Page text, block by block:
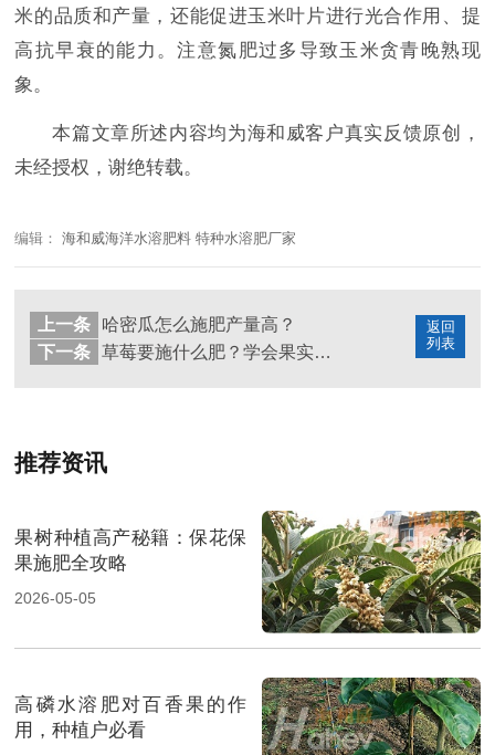
米的品质和产量，还能促进玉米叶片进行光合作用、提
高抗早衰的能力。注意氮肥过多导致玉米贪青晚熟现
象。
本篇文章所述内容均为海和威客户真实反馈原创，
未经授权，谢绝转载。
编辑：海和威海洋水溶肥料 特种水溶肥厂家
返回
列表
上一条
哈密瓜怎么施肥产量高？
下一条
草莓要施什么肥？学会果实大又甜
推荐资讯
果树种植高产秘籍：保花保
果施肥全攻略
2026-05-05
高磷水溶肥对百香果的作
用，种植户必看